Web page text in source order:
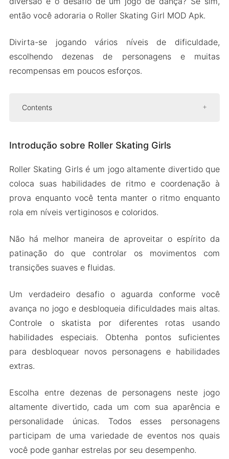
então você adoraria o Roller Skating Girl MOD Apk.
Divirta-se jogando vários níveis de dificuldade,
escolhendo dezenas de personagens e muitas
recompensas em poucos esforços.
Contents
Sessões de skate e rotinas de dança com
Personalize seu skatista com muitos itens
Mostre suas habilidades em vários
Escolha a música de fundo
Versão Mod APK de Roller Skating Girls
Recursos do Mod
Baixar Roller Skating Girls Apk & MOD para
Introdução sobre Roller Skating Girls
Roller Skating Girls é um jogo altamente divertido que
coloca suas habilidades de ritmo e coordenação à
prova enquanto você tenta manter o ritmo enquanto
rola em níveis vertiginosos e coloridos.
Não há melhor maneira de aproveitar o espírito da
patinação do que controlar os movimentos com
transições suaves e fluidas.
Um verdadeiro desafio o aguarda conforme você
avança no jogo e desbloqueia dificuldades mais altas.
Controle o skatista por diferentes rotas usando
habilidades especiais. Obtenha pontos suficientes
para desbloquear novos personagens e habilidades
extras.
Escolha entre dezenas de personagens neste jogo
altamente divertido, cada um com sua aparência e
personalidade únicas. Todos esses personagens
participam de uma variedade de eventos nos quais
você pode ganhar estrelas por seu desempenho.